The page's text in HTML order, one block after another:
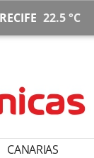
22.5 °C
CANARIAS